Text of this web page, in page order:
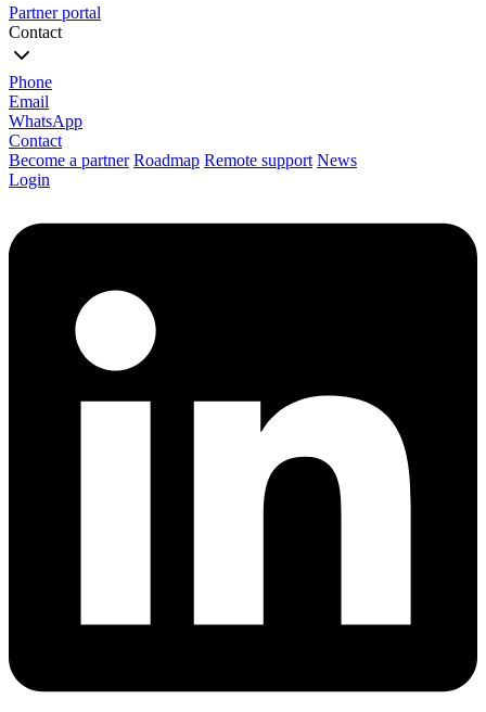
Partner portal
Contact
Phone
Email
WhatsApp
Contact
Become a partner Roadmap Remote support News
Login